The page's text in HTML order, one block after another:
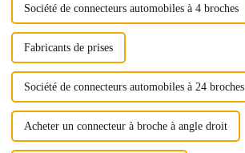
Société de connecteurs automobiles à 4 broches
Fabricants de prises
Société de connecteurs automobiles à 24 broches
Acheter un connecteur à broche à angle droit